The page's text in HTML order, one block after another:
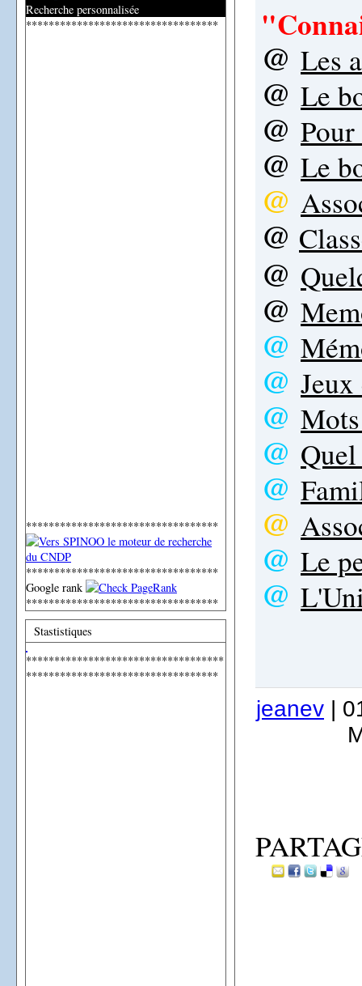
Recherche personnalisée
**********************************
**********************************
**********************************
Google rank
**********************************
Stastistiques
***********************************
**********************************
@ Les
@ Le
@
@ Le
@
@
@
@
@
@
@
@
@
@
@ Le
@
jeanev |